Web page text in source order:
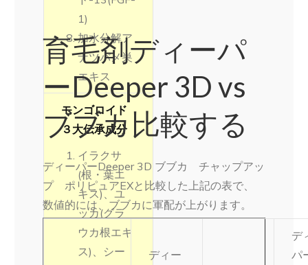
1)
加水分解ア
ナツバメ巣
エキス
モンゴロイド
３大伝承成分
イラクサ
(根・葉エ
キス)、ユ
ッカ(グラ
ウカ根エキ
ス)、シー
育毛剤ディーパ
ーDeeper 3D vs
ブブカ比較する
ディーパーDeeper 3D ブブカ チャップアッ
プ ポリピュアEXと比較した上記の表で、
数値的には、ブブカに軍配が上がります。
ディー
デ
パ